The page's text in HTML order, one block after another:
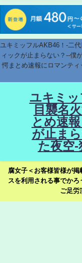
ユキミッフルAKB46！-二
ィックが止まらない？--僕
愕まとめ速報にロマンテ
ユキミ
目襲名
とめ速
が止ま
た夜空-
腐女子＜お客様皆様が
スを利用される事でか
ご足労